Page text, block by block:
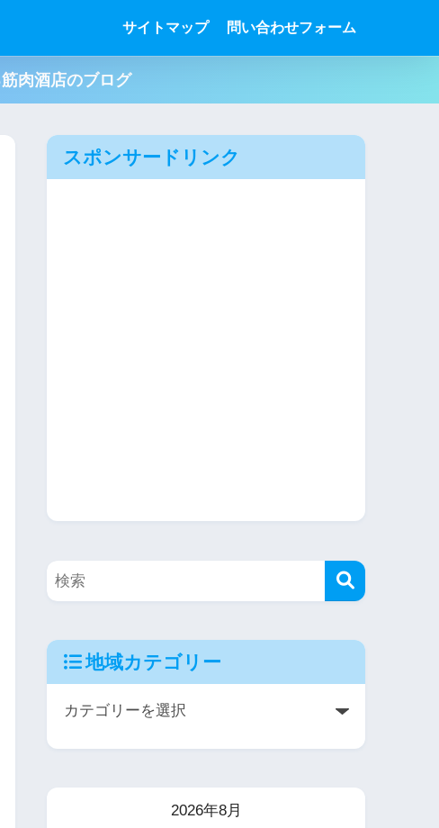
サイトマップ 問い合わせフォーム
肉酒店のブログ
スポンサードリンク
地域カテゴリー
2026年8月